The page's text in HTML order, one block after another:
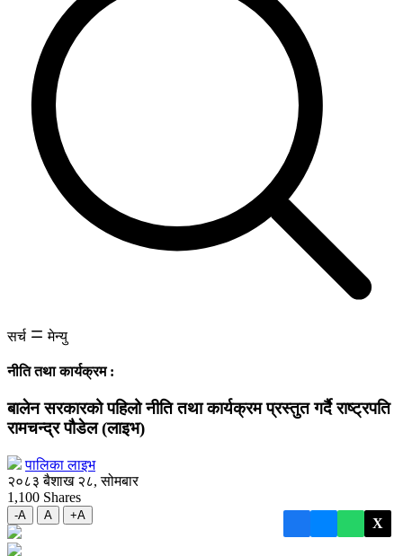
सर्च मेन्यु
नीति तथा कार्यक्रम :
बालेन सरकारको पहिलो नीति तथा कार्यक्रम प्रस्तुत गर्दै राष्ट्रपति
रामचन्द्र पौडेल (लाइभ)
पालिका लाइभ
२०८३ बैशाख २८, सोमबार
1,100 Shares
X
-A A +A